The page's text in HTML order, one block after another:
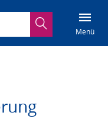
SucheMenü